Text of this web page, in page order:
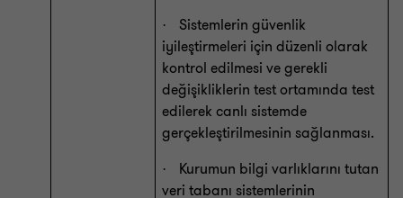
·
Sistemlerin güvenlik
iyileştirmeleri için düzenli olarak
kontrol edilmesi ve gerekli
değişikliklerin test ortamında test
edilerek canlı sistemde
gerçekleştirilmesinin sağlanması.
·
Kurumun bilgi varlıklarını tutan
veri tabanı sistemlerinin